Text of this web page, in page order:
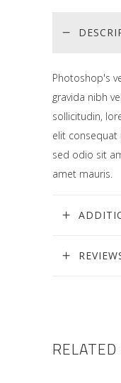
Photoshop's
gravida nibh
sollicitudin,
elit consequat
sed odio sit
amet mauris.